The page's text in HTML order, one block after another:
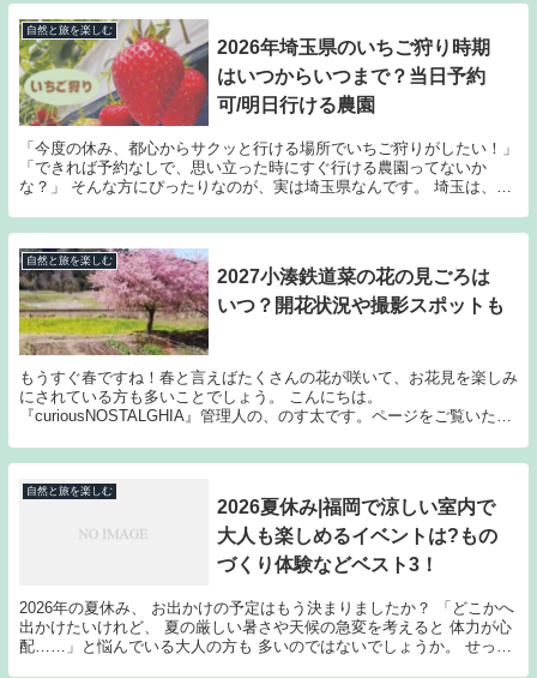
自然と旅を楽しむ
2026年埼玉県のいちご狩り時期
はいつからいつまで？当日予約
可/明日行ける農園
「今度の休み、都心からサクッと行ける場所でいちご狩りがしたい！」
「できれば予約なしで、思い立った時にすぐ行ける農園ってないか
な？」 そんな方にぴったりなのが、実は埼玉県なんです。 埼玉は、全
自然と旅を楽しむ
2027小湊鉄道菜の花の見ごろは
いつ？開花状況や撮影スポットも
もうすぐ春ですね！春と言えばたくさんの花が咲いて、お花見を楽しみ
にされている方も多いことでしょう。 こんにちは。
『curiousNOSTALGHIA』管理人の、のす太です。ページをご覧いただ
自然と旅を楽しむ
2026夏休み|福岡で涼しい室内で
大人も楽しめるイベントは?もの
づくり体験などベスト3！
2026年の夏休み、 お出かけの予定はもう決まりましたか？ 「どこかへ
出かけたいけれど、 夏の厳しい暑さや天候の急変を考えると 体力が心
配……」と悩んでいる大人の方も 多いのではないでしょうか。 せっか